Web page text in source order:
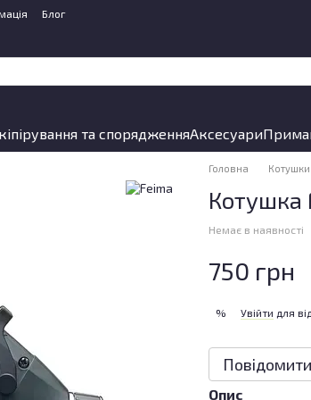
Блог
та спорядженняАксесуари
Головна Котушки
Котушка
Немає в наявності
750 грн
% Увійти для
Опис